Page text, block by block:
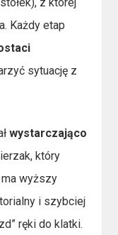
Każdy etap
sytuację z
wystarczająco
który
wyższy
i szybciej
ręki do klatki.